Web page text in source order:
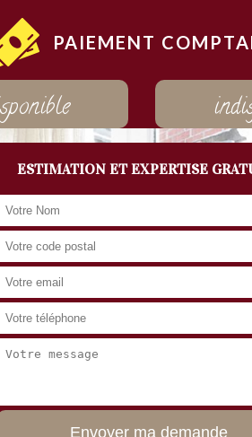
PAIEMENT
ESTIMATION ET EXPERTISE